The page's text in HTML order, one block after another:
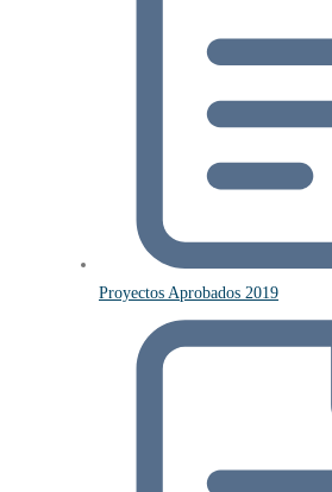
Proyectos Aprobados 2019